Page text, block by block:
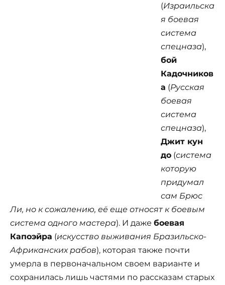
(Израильска
я боевая
система
спецназа),
бой
Кадочников
а (Русская
боевая
система
спецназа),
Джит кун
до (система
которую
придумал
сам Брюс
Ли, но к сожалению, её еще относят к боевым
система одного мастера). И даже боевая
Капоэйра (искусство выживания Бразильско-
Африканских рабов), которая также почти
умерла в первоначальном своем варианте и
сохранилась лишь частями по рассказам старых